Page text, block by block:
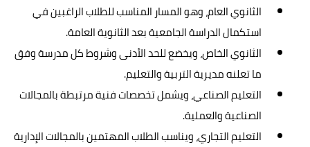
الثانوي العام، وهو المسار المناسب للطلاب الراغبين في
استكمال الدراسة الجامعية بعد الثانوية العامة.
الثانوي الخاص، ويخضع للحد الأدنى وشروط كل مدرسة وفق
ما تعلنه مديرية التربية والتعليم.
التعليم الصناعي، ويشمل تخصصات فنية مرتبطة بالمجالات
الصناعية والعملية.
التعليم التجاري، ويناسب الطلاب المهتمين بالمجالات الإدارية